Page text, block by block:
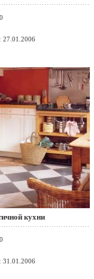
27.01.2006
кухни
31.01.2006